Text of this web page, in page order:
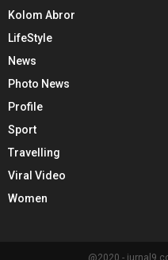
Kolom Abror
LifeStyle
News
Photo News
Profile
Sport
Travelling
Viral Video
Women
@2020 -